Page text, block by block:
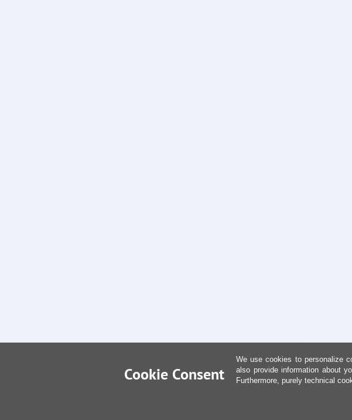
Cookie Consent
We use cookies to personalize
also provide information about
Furthermore, purely technical